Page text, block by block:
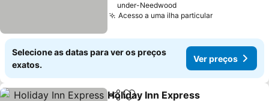
under-Needwood
Acesso a uma ilha particular
Selecione as datas para ver os preços
exatos.
Ver preços
Holiday Inn Express